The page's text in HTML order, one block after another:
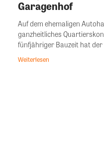
Garagenhof
Auf dem ehemaligen
ganzheitliches
fünfjähriger Bauzeit hat der
Weiterlesen